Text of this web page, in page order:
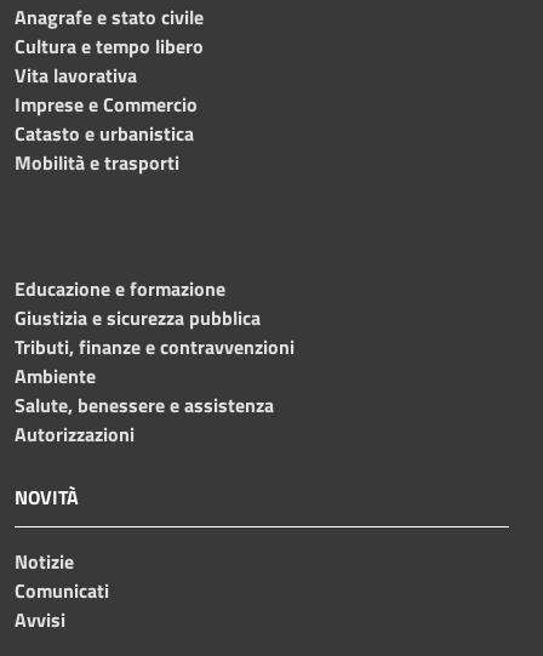
Anagrafe e stato civile
Cultura e tempo libero
Vita lavorativa
Imprese e Commercio
Catasto e urbanistica
Mobilità e trasporti
Educazione e formazione
Giustizia e sicurezza pubblica
Tributi, finanze e contravvenzioni
Ambiente
Salute, benessere e assistenza
Autorizzazioni
NOVITÀ
Notizie
Comunicati
Avvisi